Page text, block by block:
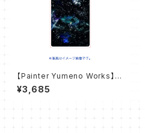
【Painter Yumeno Works】き
みと見ていた世界 モバイルバッ
テリー【インジケータなし】
¥3,685